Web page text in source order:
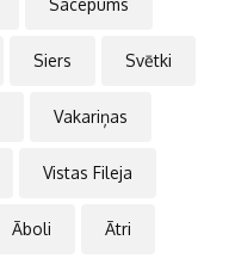
Siers Svētki
Vakariņas
Vistas Fileja
Āboli Ātri